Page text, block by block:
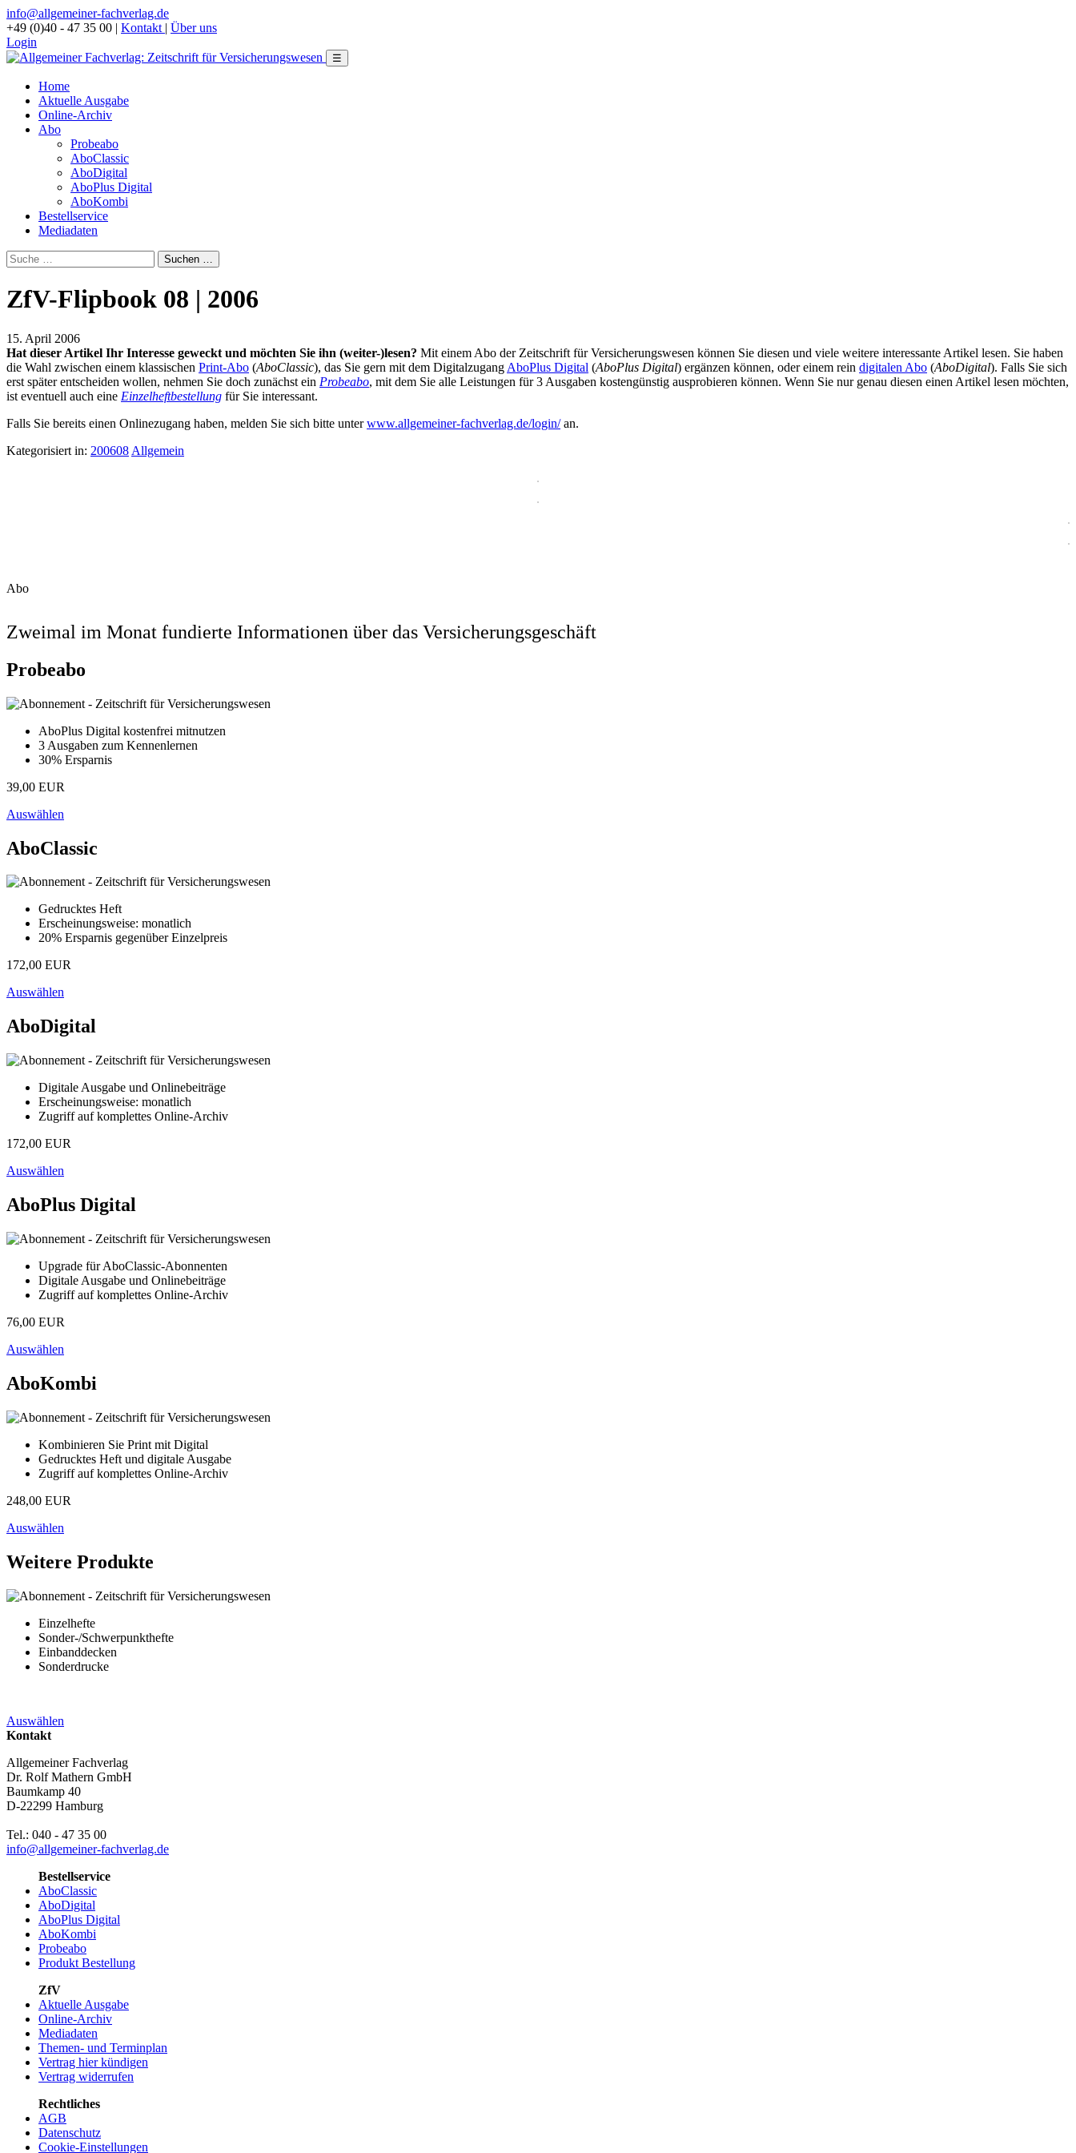
info@allgemeiner-fachverlag.de
+49 (0)40 - 47 35 00 | Kontakt | Über uns
Login
☰
Home
Aktuelle Ausgabe
Online-Archiv
Abo
Probeabo
AboClassic
AboDigital
AboPlus Digital
AboKombi
Bestellservice
Mediadaten
ZfV-Flipbook 08 | 2006
15. April 2006
Hat dieser Artikel Ihr Interesse geweckt und möchten Sie ihn (weiter-)lesen? Mit einem Abo der Zeitschrift für Versicherungswesen können Sie diesen und viele weitere interessante Artikel lesen. Sie haben
die Wahl zwischen einem klassischen Print-Abo (AboClassic), das Sie gern mit dem Digitalzugang AboPlus Digital (AboPlus Digital) ergänzen können, oder einem rein digitalen Abo (AboDigital). Falls Sie sich
erst später entscheiden wollen, nehmen Sie doch zunächst ein Probeabo, mit dem Sie alle Leistungen für 3 Ausgaben kostengünstig ausprobieren können. Wenn Sie nur genau diesen einen Artikel lesen möchten,
ist eventuell auch eine Einzelheftbestellung für Sie interessant.
Falls Sie bereits einen Onlinezugang haben, melden Sie sich bitte unterwww.allgemeiner-fachverlag.de/login/an.
Kategorisiert in: 200608 Allgemein
Abo
Zweimal im Monat fundierte Informationen über das Versicherungsgeschäft
Probeabo
AboPlus Digital kostenfrei mitnutzen
3 Ausgaben zum Kennenlernen
30% Ersparnis
39,00 EUR
Auswählen
AboClassic
Gedrucktes Heft
Erscheinungsweise: monatlich
20% Ersparnis gegenüber Einzelpreis
172,00 EUR
Auswählen
AboDigital
Digitale Ausgabe und Onlinebeiträge
Erscheinungsweise: monatlich
Zugriff auf komplettes Online-Archiv
172,00 EUR
Auswählen
AboPlus Digital
Upgrade für AboClassic-Abonnenten
Digitale Ausgabe und Onlinebeiträge
Zugriff auf komplettes Online-Archiv
76,00 EUR
Auswählen
AboKombi
Kombinieren Sie Print mit Digital
Gedrucktes Heft und digitale Ausgabe
Zugriff auf komplettes Online-Archiv
248,00 EUR
Auswählen
Weitere Produkte
Einzelhefte
Sonder-/Schwerpunkthefte
Einbanddecken
Sonderdrucke
Auswählen
Kontakt
Allgemeiner Fachverlag
Dr. Rolf Mathern GmbH
Baumkamp 40
D-22299 Hamburg
Tel.: 040 - 47 35 00
info@allgemeiner-fachverlag.de
Bestellservice
AboClassic
AboDigital
AboPlus Digital
AboKombi
Probeabo
Produkt Bestellung
ZfV
Aktuelle Ausgabe
Online-Archiv
Mediadaten
Themen- und Terminplan
Vertrag hier kündigen
Vertrag widerrufen
Rechtliches
AGB
Datenschutz
Cookie-Einstellungen